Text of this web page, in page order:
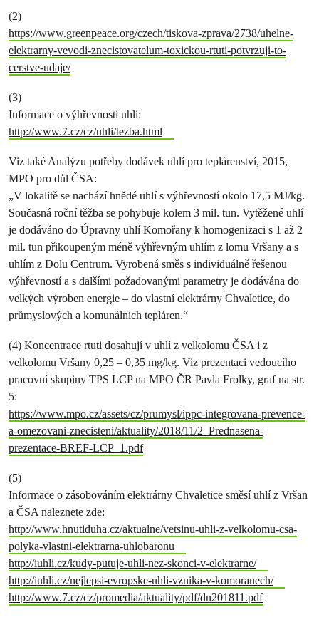
(2)
https://www.greenpeace.org/czech/tiskova-zprava/2738/uhelne-
elektrarny-vevodi-znecistovatelum-toxickou-rtuti-potvrzuji-to-
cerstve-udaje/
(3)
Informace o výhřevnosti uhlí:
http://www.7.cz/cz/uhli/tezba.html
Viz také Analýzu potřeby dodávek uhlí pro teplárenství, 2015,
MPO pro důl ČSA:
„V lokalitě se nachází hnědé uhlí s výhřevností okolo 17,5 MJ/kg.
Současná roční těžba se pohybuje kolem 3 mil. tun. Vytěžené uhlí
je dodáváno do Úpravny uhlí Komořany k homogenizaci s 1 až 2
mil. tun přikoupeným méně výhřevným uhlím z lomu Vršany a s
uhlím z Dolu Centrum. Vyrobená směs s individuálně řešenou
výhřevností a s dalšími požadovanými parametry je dodávána do
velkých výroben energie – do vlastní elektrárny Chvaletice, do
průmyslových a komunálních tepláren.“
(4) Koncentrace rtuti dosahují v uhlí z velkolomu ČSA i z
velkolomu Vršany 0,25 – 0,35 mg/kg. Viz prezentaci vedoucího
pracovní skupiny TPS LCP na MPO ČR Pavla Frolky, graf na str.
5:
https://www.mpo.cz/assets/cz/prumysl/ippc-integrovana-prevence-
a-omezovani-znecisteni/aktuality/2018/11/2_Prednasena-
prezentace-BREF-LCP_1.pdf
(5)
Informace o zásobováním elektrárny Chvaletice směsí uhlí z Vršan
a ČSA naleznete zde:
http://www.hnutiduha.cz/aktualne/vetsinu-uhli-z-velkolomu-csa-
polyka-vlastni-elektrarna-uhlobaronu
http://iuhli.cz/kudy-putuje-uhli-nez-skonci-v-elektrarne/
http://iuhli.cz/nejlepsi-evropske-uhli-vznika-v-komoranech/
http://www.7.cz/cz/promedia/aktuality/pdf/dn201811.pdf